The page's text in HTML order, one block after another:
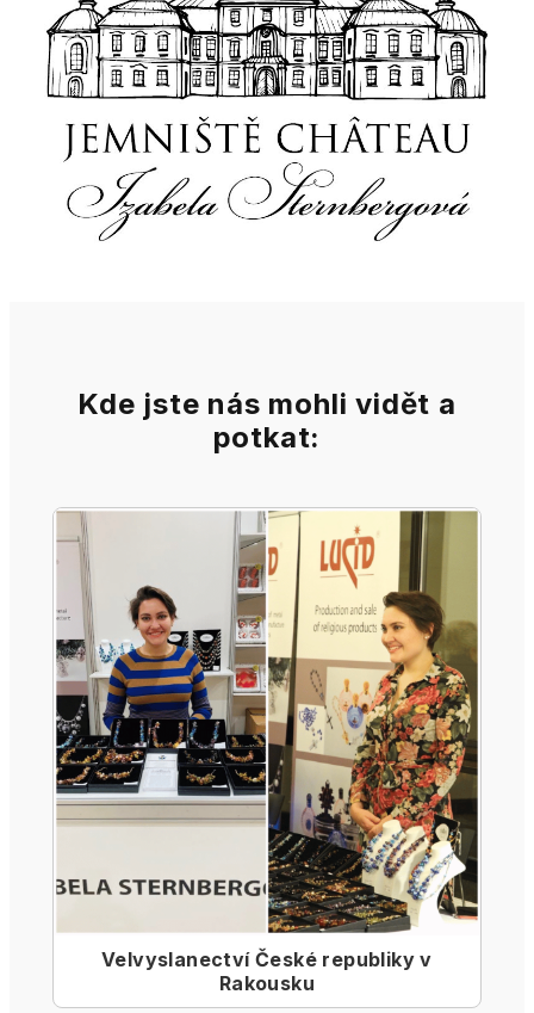
Kde jste nás mohli vidět a
potkat:
Velvyslanectví České republiky v
Rakousku